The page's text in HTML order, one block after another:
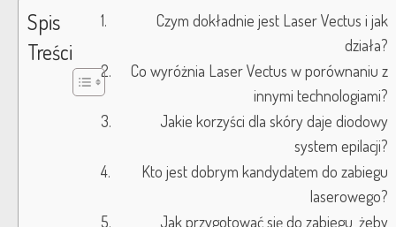
Spis
Treści
Czym dokładnie jest Laser Vectus i jak
działa?
Co wyróżnia Laser Vectus w porównaniu z
innymi technologiami?
Jakie korzyści dla skóry daje diodowy
system epilacji?
Kto jest dobrym kandydatem do zabiegu
laserowego?
Jak przygotować się do zabiegu, żeby